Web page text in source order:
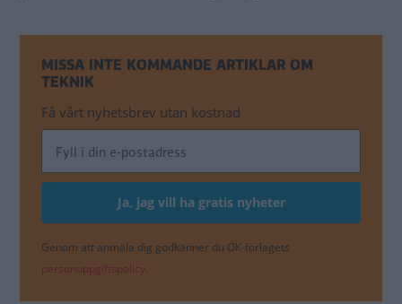
MISSA INTE KOMMANDE ARTIKLAR OM
TEKNIK
Få vårt nyhetsbrev utan kostnad
Genom att anmäla dig godkänner du OK-förlagets
personuppgiftspolicy.